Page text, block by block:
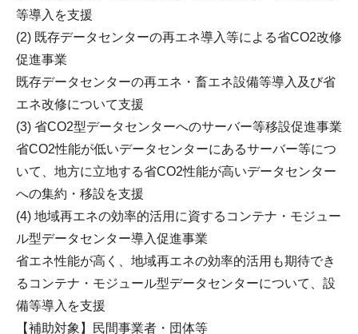
等導入を支援
(2) 既存データセンターの再エネ導入等による省CO2改修
促進事業
既存データセンターの再エネ・畜エネ設備等導入及び省
エネ改修について支援
(3) 省CO2型データセンターへのサーバー等移設促進事業
省CO2性能が低いデータセンターにあるサーバー等につ
いて、地方に立地する省CO2性能が高いデータセンター
への集約・移設を支援
(4) 地域再エネの効率的活用に資するコンテナ・モジュー
ル型データセンター導入促進事業
省エネ性能が高く、地域再エネの効率的活用も期待でき
るコンテナ・モジュール型データセンターについて、設
備等導入を支援
【補助対象】民間事業者・団体等